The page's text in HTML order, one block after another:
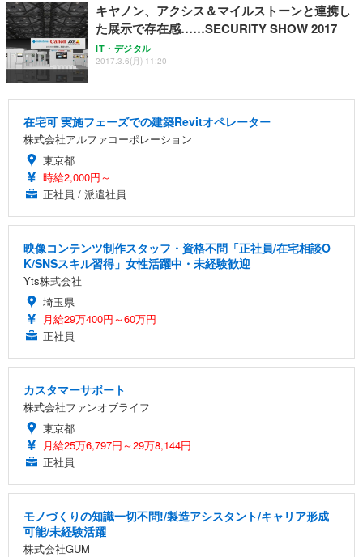
キヤノン、アクシス＆マイルストーンと連携し
た展示で存在感……SECURITY SHOW 2017
IT・デジタル
2017.3.6(月) 11:20
在宅可 実施フェーズでの建築Revitオペレーター
株式会社アルファコーポレーション
東京都
時給2,000円～
正社員 / 派遣社員
映像コンテンツ制作スタッフ・資格不問「正社員/在宅相談O
K/SNSスキル習得」女性活躍中・未経験歓迎
Yts株式会社
埼玉県
月給29万400円～60万円
正社員
カスタマーサポート
株式会社ファンオブライフ
東京都
月給25万6,797円～29万8,144円
正社員
モノづくりの知識一切不問!/製造アシスタント/キャリア形成
可能/未経験活躍
株式会社GUM